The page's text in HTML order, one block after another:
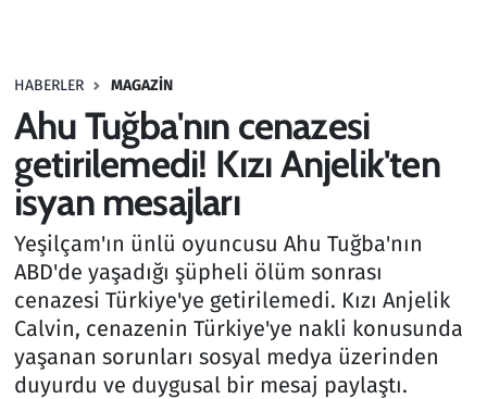
HABERLER MAGAZIN
Ahu Tuğba'nın cenazesi
getirilemedi! Kızı Anjelik'ten
isyan mesajları
Yeşilçam'ın ünlü oyuncusu Ahu Tuğba'nın
ABD'de yaşadığı şüpheli ölüm sonrası
cenazesi Türkiye'ye getirilemedi. Kızı Anjelik
Calvin, cenazenin Türkiye'ye nakli konusunda
yaşanan sorunları sosyal medya üzerinden
duyurdu ve duygusal bir mesaj paylaştı.
Haber
Kültür Sanat
Kurumsal Haberler
Lezzet Durağı
Memur ve Kamu
Otomobil